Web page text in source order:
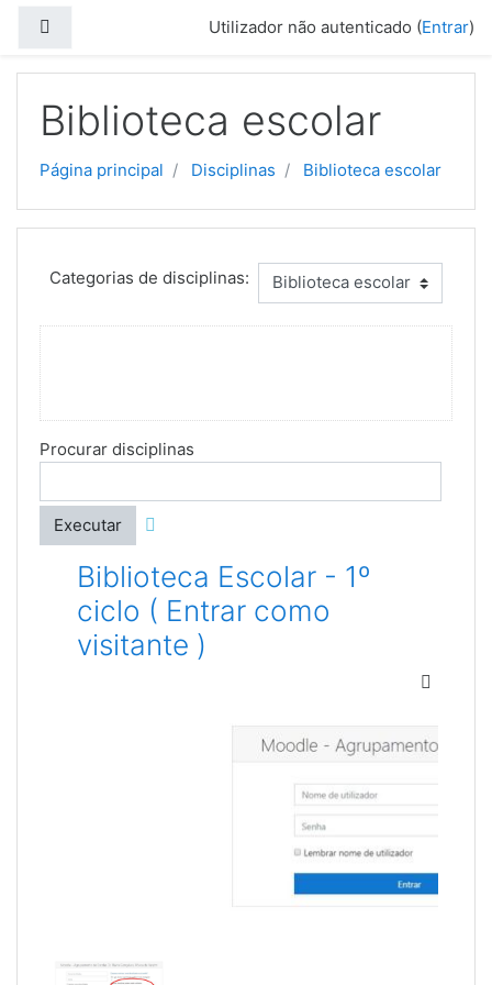
Utilizador não autenticado (Entrar)
Biblioteca escolar
Página principal Disciplinas Biblioteca escolar
Categorias de disciplinas:
Procurar disciplinas
Executar
Biblioteca Escolar - 1º
ciclo ( Entrar como
visitante )